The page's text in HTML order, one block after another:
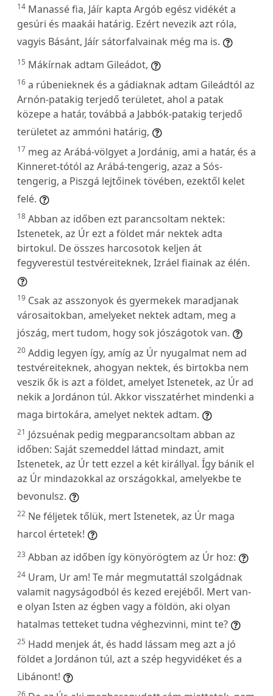
14 Manassé fia, Jáír kapta Argób egész vidékét a
gesúri és maakái határig. Ezért nevezik azt róla,
vagyis Básánt, Jáír sátorfalvainak még ma is.
15 Mákírnak adtam Gileádot,
16 a rúbenieknek és a gádiaknak adtam Gileádtól az
Arnón-patakig terjedő területet, ahol a patak
közepe a határ, továbbá a Jabbók-patakig terjedő
területet az ammóni határig,
17 meg az Arábá-völgyet a Jordánig, ami a határ, és a
Kinneret-tótól az Arábá-tengerig, azaz a Sós-
tengerig, a Piszgá lejtőinek tövében, ezektől kelet
felé.
18 Abban az időben ezt parancsoltam nektek:
Istenetek, az Úr ezt a földet már nektek adta
birtokul. De összes harcosotok keljen át
fegyverestül testvéreiteknek, Izráel fiainak az élén.
19 Csak az asszonyok és gyermekek maradjanak
városaitokban, amelyeket nektek adtam, meg a
jószág, mert tudom, hogy sok jószágotok van.
20 Addig legyen így, amíg az Úr nyugalmat nem ad
testvéreiteknek, ahogyan nektek, és birtokba nem
veszik ők is azt a földet, amelyet Istenetek, az Úr ad
nekik a Jordánon túl. Akkor visszatérhet mindenki a
maga birtokára, amelyet nektek adtam.
21 Józsuénak pedig megparancsoltam abban az
időben: Saját szemeddel láttad mindazt, amit
Istenetek, az Úr tett ezzel a két királlyal. Így bánik el
az Úr mindazokkal az országokkal, amelyekbe te
bevonulsz.
22 Ne féljetek tőlük, mert Istenetek, az Úr maga
harcol értetek!
23 Abban az időben így könyörögtem az Úr hoz:
24 Uram, Ur am! Te már megmutattál szolgádnak
valamit nagyságodból és kezed erejéből. Mert van-
e olyan Isten az égben vagy a földön, aki olyan
hatalmas tetteket tudna véghezvinni, mint te?
25 Hadd menjek át, és hadd lássam meg azt a jó
földet a Jordánon túl, azt a szép hegyvidéket és a
Libánont!
26